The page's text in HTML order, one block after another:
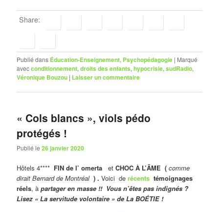
Share:
Publié dans Éducation-Enseignement, Psychopédagogie | Marqué
avecconditionnement,droits des enfants,hypocrisie,sudRadio,
Véronique Bouzou | Laisser un commentaire
« Cols blancs », viols pédo
protégés !
Publié le26 janvier 2020
Hôtels 4**** FIN de l’ omerta et CHOC À L’ÂME ( comme
dirait Bernard de Montréal ) . Voici derécents témoignages
réels, à partager en masse !! Vous n’êtes pas indignés ?
Lisez « La servitude volontaire » de La BOÉTIE !